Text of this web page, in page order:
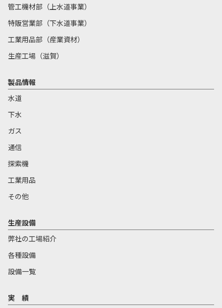
管工機材部（上水道事業）
特販営業部（下水道事業）
工業用品部（産業資材）
生産工場（滋賀）
製品情報
水道
下水
ガス
通信
探索機
工業用品
その他
生産設備
弊社の工場紹介
各種設備
設備一覧
実 績